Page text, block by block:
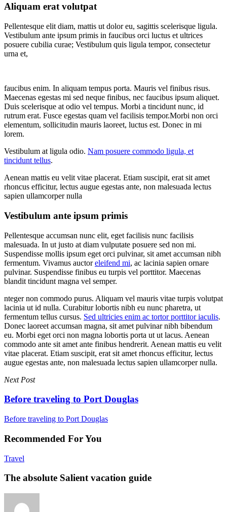
Aliquam erat volutpat
Pellentesque elit diam, mattis ut dolor eu, sagittis scelerisque ligula.
Vestibulum ante ipsum primis in faucibus orci luctus et ultrices
posuere cubilia curae; Vestibulum quis ligula tempor, consectetur
urna et,
faucibus enim. In aliquam tempus porta. Mauris vel finibus risus.
Maecenas egestas mi sed neque finibus, nec faucibus ipsum aliquet.
Duis scelerisque at odio vel tempus. Morbi a tincidunt nunc, id
rutrum erat. Fusce egestas quam vel facilisis tempor.Morbi non orci
elementum, sollicitudin mauris laoreet, luctus est. Donec in mi
lorem.
Vestibulum at ligula odio. Nam posuere commodo ligula, et
tincidunt tellus.
Aenean mattis eu velit vitae placerat. Etiam suscipit, erat sit amet
rhoncus efficitur, lectus augue egestas ante, non malesuada lectus
sapien ullamcorper nulla
Vestibulum ante ipsum primis
Pellentesque accumsan nunc elit, eget facilisis nunc facilisis
malesuada. In ut justo at diam vulputate posuere sed non mi.
Suspendisse mollis ipsum eget orci pulvinar, sit amet accumsan nibh
fermentum. Vivamus auctoreleifend mi, ac lacinia sapien ornare
pulvinar. Suspendisse finibus eu turpis vel porttitor. Maecenas
blandit tincidunt magna vel semper.
nteger non commodo purus. Aliquam vel mauris vitae turpis volutpat
lacinia ut id nulla. Curabitur lobortis nibh eu nunc pharetra, ut
fermentum tellus cursus. Sed ultricies enim ac tortor porttitor iaculis.
Donec laoreet accumsan magna, sit amet pulvinar nibh bibendum
eu. Morbi eget orci non magna lobortis porta ut ut lacus. Aenean
commodo ante sit amet ante finibus hendrerit. Aenean mattis eu velit
vitae placerat. Etiam suscipit, erat sit amet rhoncus efficitur, lectus
augue egestas ante, non malesuada lectus sapien ullamcorper nulla.
Next Post
Before traveling to Port Douglas
Before traveling to Port Douglas
Recommended For You
Travel
Salient
guide
The absolute Salient vacation guide